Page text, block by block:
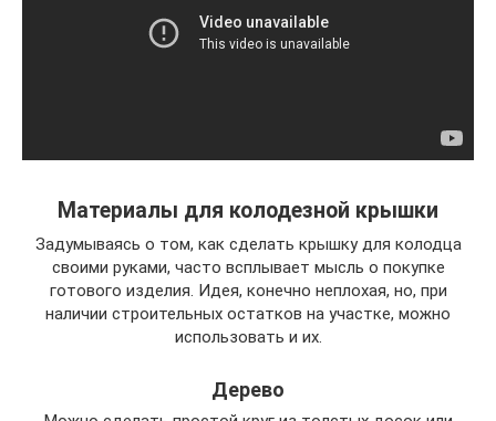
Материалы для колодезной крышки
Задумываясь о том, как сделать крышку для колодца
своими руками, часто всплывает мысль о покупке
готового изделия. Идея, конечно неплохая, но, при
наличии строительных остатков на участке, можно
использовать и их.
Дерево